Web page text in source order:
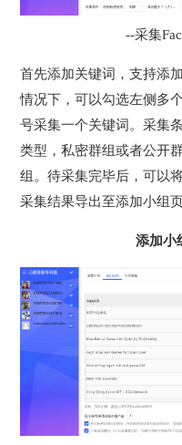
--采集
首先添加关键词，支持添
情况下，可以勾选左侧多
号采集一个关键词。采集
类型，私密群组或者公开
组。待采集完毕后，可以
采集结果导出至添加小组页
添加小